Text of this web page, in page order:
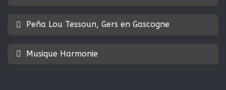
Peña Lou Tessoun, Gers en Gascogne
Musique Harmonie